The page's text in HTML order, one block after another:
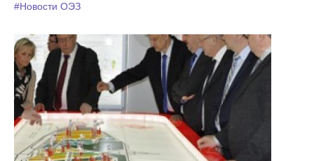
сотрудников областной администрации, получивших новые
администрации области и будет курировать сферы
образования, спорта и туризма. До него эти отрасли
находились в ведении Людмилы Кураковой.
#Новости ОЭЗ